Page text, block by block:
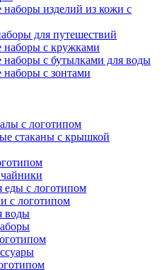
изделий из кожи с
для путешествий
наборы с кружками
с бутылками для воды
с зонтами
с логотипом
стаканы с крышкой
еды с логотипом
с логотипом
воды